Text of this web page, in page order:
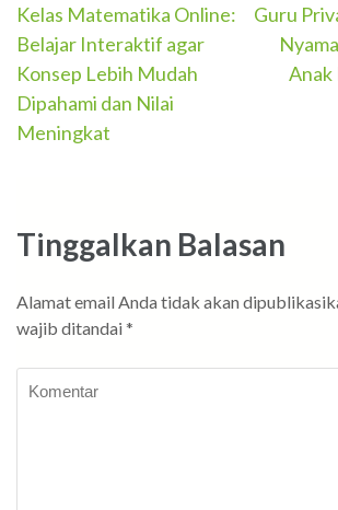
Navigasi
pos
Kelas Matematika Online:
Belajar Interaktif agar
Konsep Lebih Mudah
Dipahami dan Nilai
Meningkat
Guru
Anak
Tinggalkan Balasan
Alamat email Anda tidak akan
wajib ditandai *